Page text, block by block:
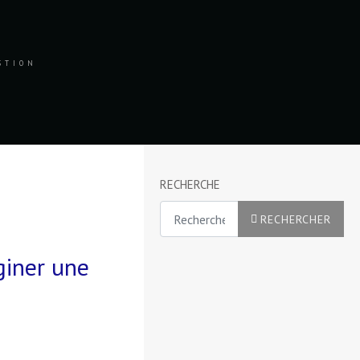
RECHERCHE
RECHERCHER
une